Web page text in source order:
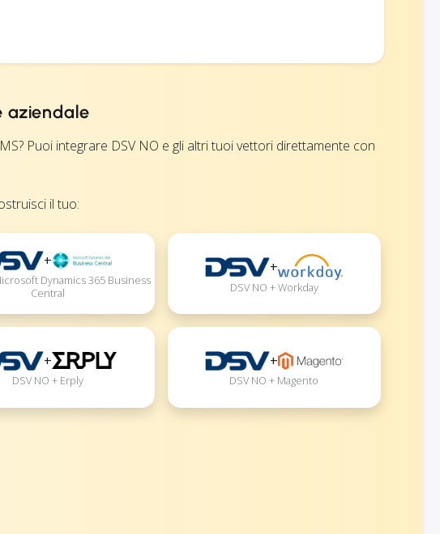
aziendale
Puoi integrare DSV NO e gli altri tuoi vettori direttamente con
il tuo:
+
Dynamics 365 Business
Central
+
DSV NO + Workday
+
DSV NO + Erply
+
DSV NO + Magento